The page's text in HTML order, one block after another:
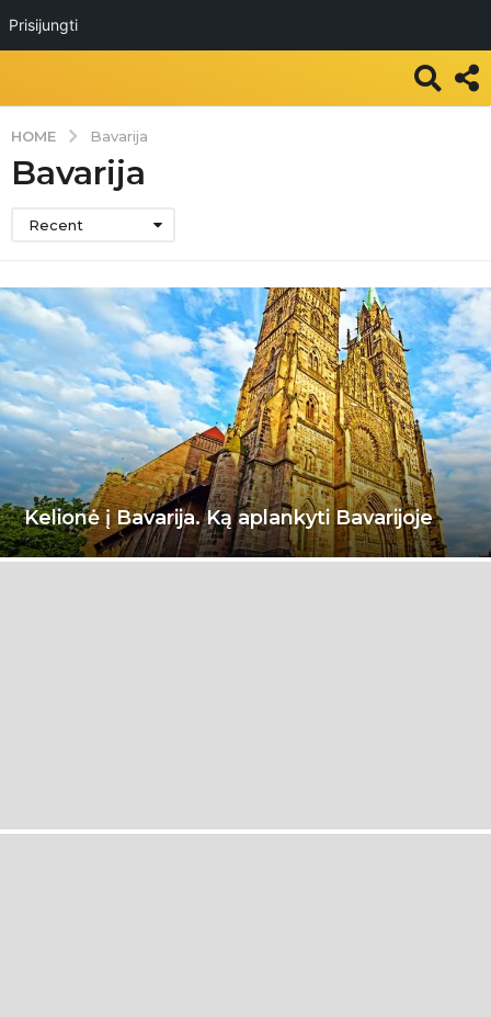
Prisijungti
HOME Bavarija
Bavarija
Recent
Kelionė į Bavarija. Ką aplankyti Bavarijoje